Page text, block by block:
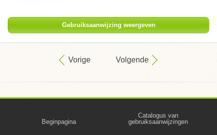
Gebruiksaanwijzing weergeven
Vorige Volgende
Beginpagina
Catalogus van
gebruiksaanwijzingen